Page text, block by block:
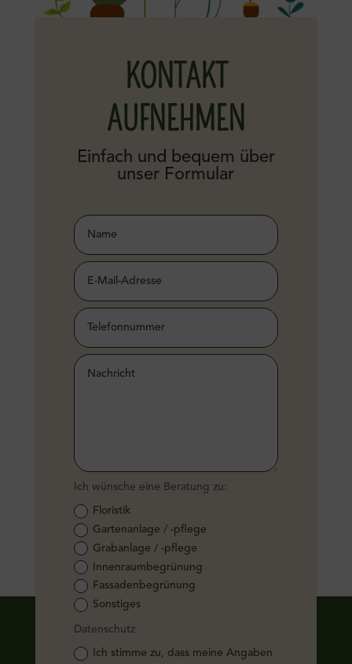
KONTAKT
AUFNEHMEN
Einfach und bequem über
unser Formular
Ich wünsche eine Beratung zu:
Floristik
Gartenanlage / -pflege
Grabanlage / -pflege
Innenraumbegrünung
Fassadenbegrünung
Sonstiges
Datenschutz
Ich stimme zu, dass meine Angaben